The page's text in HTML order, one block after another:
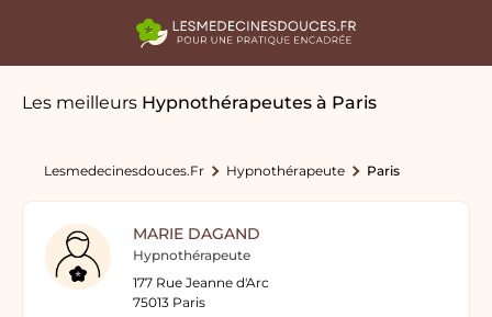
Les meilleurs Hypnothérapeutes à Paris
Lesmedecinesdouces.fr Hypnothérapeute Paris
MARIE DAGAND
Hypnothérapeute
177 Rue Jeanne d'Arc
75013 Paris